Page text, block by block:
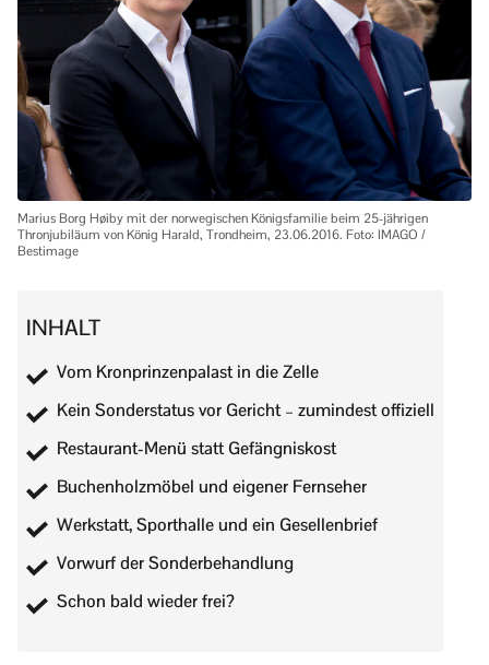
Marius Borg Høiby mit der norwegischen Königsfamilie beim 25-jährigen
Thronjubiläum von König Harald, Trondheim, 23.06.2016. Foto: IMAGO /
Bestimage
INHALT
Vom Kronprinzenpalast in die Zelle
Kein Sonderstatus vor Gericht – zumindest offiziell
Restaurant-Menü statt Gefängniskost
Buchenholzmöbel und eigener Fernseher
Werkstatt, Sporthalle und ein Gesellenbrief
Vorwurf der Sonderbehandlung
Schon bald wieder frei?